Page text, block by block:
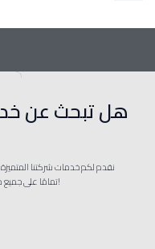
هل تبحث عن
نقدم لكم خدمات شركتنا
تمامًا على جميع مراحل نقل العفش - من الفك، والتغليف، وحتى التركيب!